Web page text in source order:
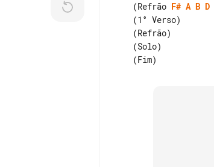
    (Refrão
F# A B D